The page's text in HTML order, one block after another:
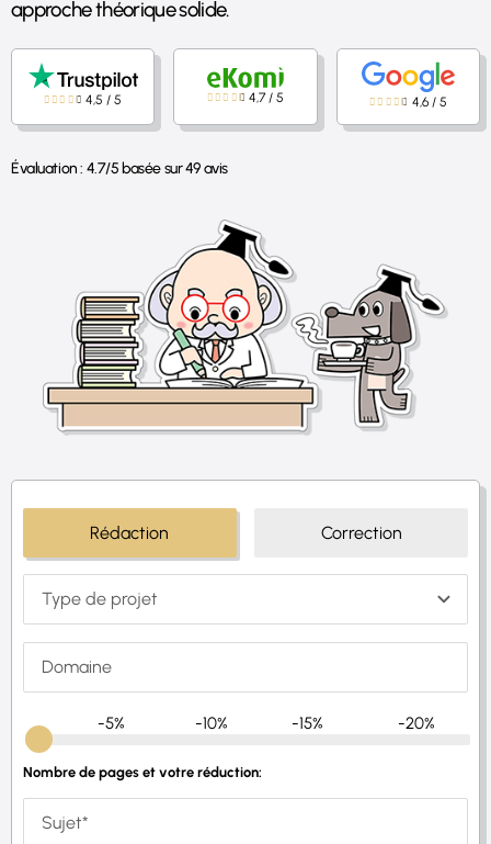
approche théorique solide.
4,5 /5 4,7/5 4,6/ 5
Évaluation : 4.7/5 basée sur49avis
Rédaction Correction
-5% -10% -15% -20%
Nombre de pages et votre réduction: